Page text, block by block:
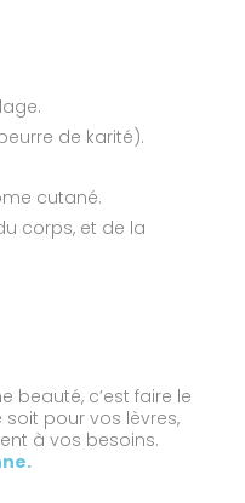
de karité).
cutané.
corps, et de la
beauté, c’est faire le
pour vos lèvres,
à vos besoins.